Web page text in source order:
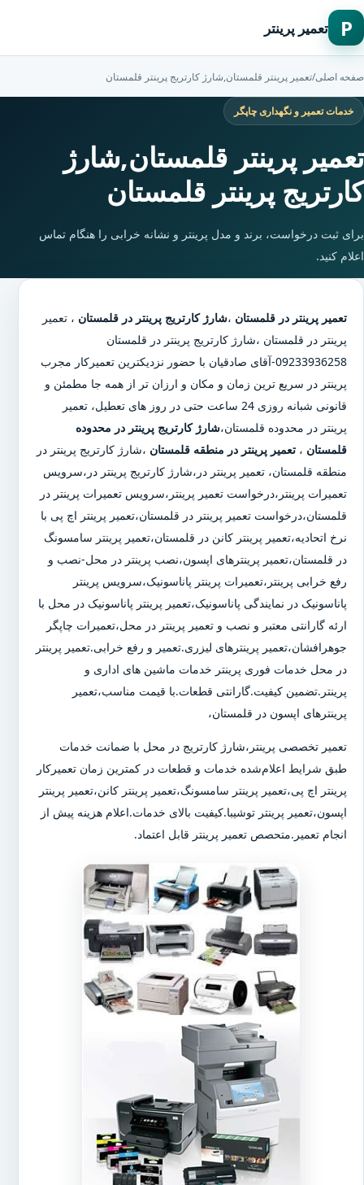
P تعمیر پرینتر
صفحه اصلی/تعمیر پرینتر قلمستان,شارژ کارتریج پرینتر قلمستان
خدمات تعمیر و نگهداری چاپگر
تعمیر پرینتر قلمستان,شارژ
کارتریج پرینتر قلمستان
برای ثبت درخواست، برند و مدل پرینتر و نشانه خرابی را هنگام تماس
اعلام کنید.
تعمیر پرینتر در قلمستان ،شارژ کارتریج پرینتر در قلمستان ، تعمیر
پرینتر در قلمستان ،شارژ کارتریج پرینتر در قلمستان
09233936258-آقای صادقیان با حضور نزدیکترین تعمیرکار مجرب
پرینتر در سریع ترین زمان و مکان و ارزان تر از همه جا مطمئن و
قانونی شبانه روزی 24 ساعت حتی در روز های تعطیل، تعمیر
پرینتر در محدوده قلمستان،شارژ کارتریج پرینتر در محدوده
قلمستان ، تعمیر پرینتر در منطقه قلمستان ،شارژ کارتریج پرینتر در
منطقه قلمستان، تعمیر پرینتر در،شارژ کارتریج پرینتر در،سرویس
تعمیرات پرینتر،درخواست تعمیر پرینتر،سرویس تعمیرات پرینتر در
قلمستان،درخواست تعمیر پرینتر در قلمستان،تعمیر پرینتر اچ پی با
نرخ اتحادیه،تعمیر پرینتر کانن در قلمستان،تعمیر پرینتر سامسونگ
در قلمستان،تعمیر پرینترهای اپسون،نصب پرینتر در محل-نصب و
رفع خرابی پرینتر،تعمیرات پرینتر پاناسونیک،سرویس پرینتر
پاناسونیک در نمایندگی پاناسونیک،تعمیر پرینتر پاناسونیک در محل با
ارئه گارانتی معتبر و نصب و تعمیر پرینتر در محل،تعمیرات چاپگر
جوهرافشان،تعمیر پرینترهای لیزری.تعمیر و رفع خرابی.تعمیر پرینتر
در محل خدمات فوری پرینتر خدمات ماشین های اداری و
پرینتر.تضمین کیفیت.گارانتی قطعات.با قیمت مناسب،تعمیر
پرینترهای اپسون در قلمستان،
تعمیر تخصصی پرینتر،شارژ کارتریج در محل با ضمانت خدمات
طبق شرایط اعلام‌شده خدمات و قطعات در کمترین زمان تعمیرکار
پرینتر اچ پی،تعمیر پرینتر سامسونگ،تعمیر پرینتر کانن،تعمیر پرینتر
اپسون،تعمیر پرینتر توشیبا.کیفیت بالای خدمات.اعلام هزینه پیش از
انجام تعمیر.متحصص تعمیر پرینتر قابل اعتماد.